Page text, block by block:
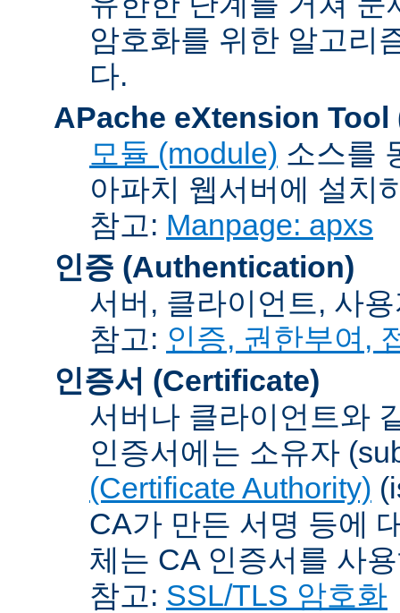
암호화를 위한 알고리
다.
APache eXtension Tool
모듈 (module) 소스를
아파치 웹서버에 설치
참고: Manpage: apxs
인증 (Authentication)
서버, 클라이언트, 사
참고: 인증, 권한부여,
인증서 (Certificate)
서버나 클라이언트와
인증서에는 소유자
(Certificate Authority)
CA가 만든 서명 등에
체는 CA 인증서를 사
참고: SSL/TLS 암호화